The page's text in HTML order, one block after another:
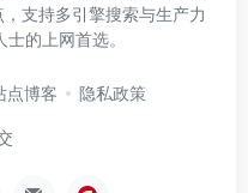
支持多引擎搜索与生产力
的上网首选。
点博客 隐私政策